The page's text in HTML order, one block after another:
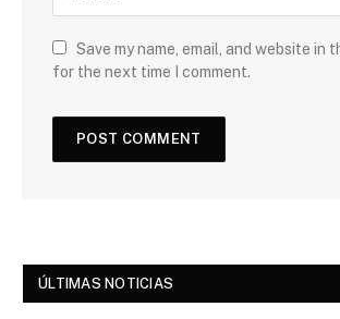
Save my name, email, and website in
for the next time I comment.
ÚLTIMAS NOTICIAS